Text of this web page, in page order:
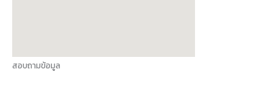
สอบถามข้อมูล